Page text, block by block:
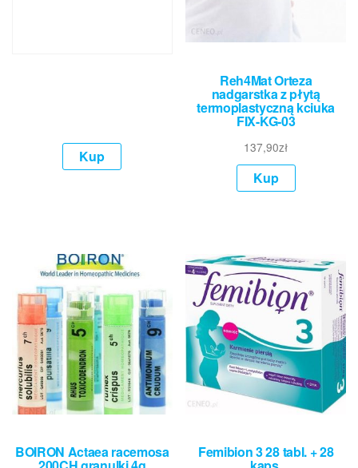
Kup
Reh4Mat Orteza
nadgarstka z płytą
termoplastyczną kciuka
FIX-KG-03
137,90zł
Kup
BOIRON Actaea racemosa Femibion 3 28 tabl. + 28